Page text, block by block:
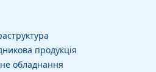
продукція
обладнання